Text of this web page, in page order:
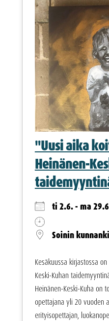
"Uusi aika
Heinänen-
ti 2.6. - ma
Soinin
Kesäkuussa kirjastossa
Keski-Kuhan
Heinänen-Keski-Kuha on
opettajana yli 20 vuoden
erityisopettajan,